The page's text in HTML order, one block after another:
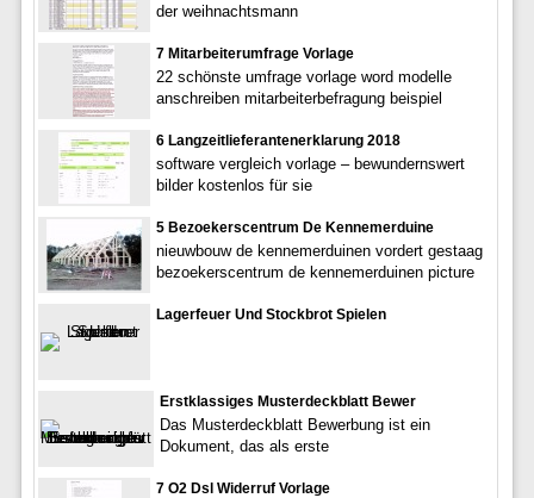
der weihnachtsmann
7 Mitarbeiterumfrage Vorlage
22 schönste umfrage vorlage word modelle
anschreiben mitarbeiterbefragung beispiel
6 Langzeitlieferantenerklarung 2018
software vergleich vorlage – bewundernswert
bilder kostenlos für sie
5 Bezoekerscentrum De Kennemerduine
nieuwbouw de kennemerduinen vordert gestaag
bezoekerscentrum de kennemerduinen picture
Lagerfeuer Und Stockbrot Spielen
Erstklassiges Musterdeckblatt Bewer
Das Musterdeckblatt Bewerbung ist ein
Dokument, das als erste
7 O2 Dsl Widerruf Vorlage